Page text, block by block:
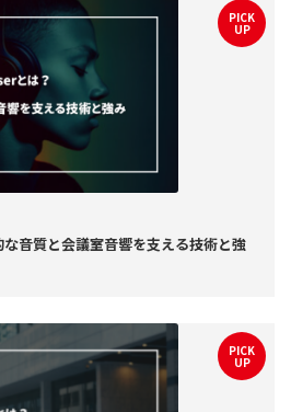
PICK
UP
音質と会議室音響を支える技術と強
PICK
UP